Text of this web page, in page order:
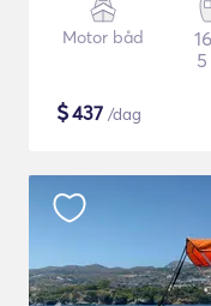
Motor båd
$437 /dag